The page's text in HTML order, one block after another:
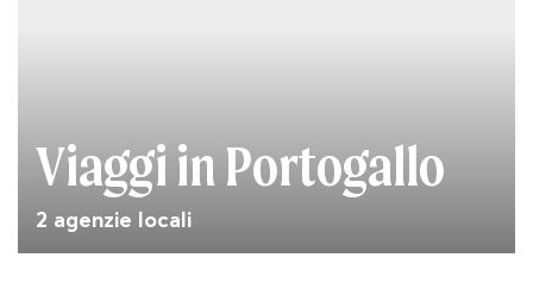
Viaggi in Portogallo
2 agenzie locali